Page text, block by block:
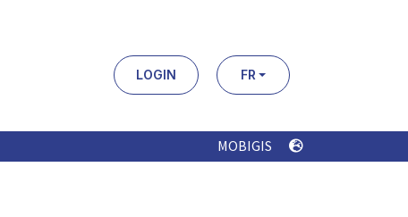
LOGIN FR
MOBIGIS